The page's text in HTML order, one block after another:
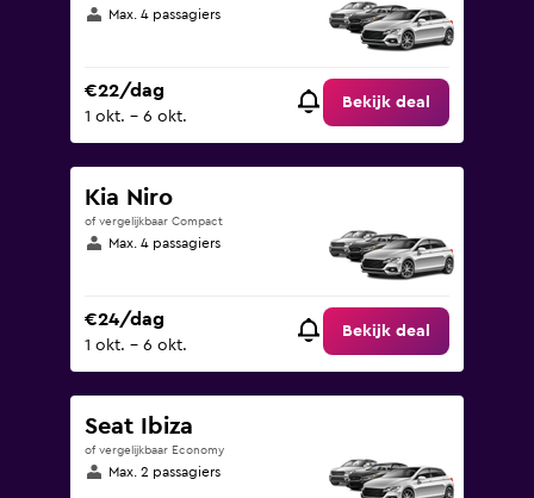
Max. 4 passagiers
€22/dag
1 okt. - 6 okt.
Bekijk deal
Kia Niro
of vergelijkbaar Compact
Max. 4 passagiers
€24/dag
1 okt. - 6 okt.
Bekijk deal
Seat Ibiza
of vergelijkbaar Economy
Max. 2 passagiers